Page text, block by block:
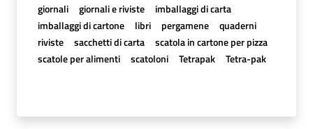
giornali
giornali e riviste
imballaggi di carta
imballaggi di cartone
libri pergamene
quaderni
riviste
sacchetti di carta
scatola in cartone per pizza
scatole per alimenti
scatoloni Tetrapak Tetra-pak